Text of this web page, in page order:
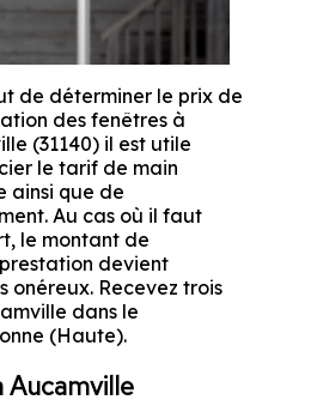
de déterminer le prix de
des fenêtres à
(31140) il est utile
le tarif de main
ainsi que de
Au cas où il faut
le montant de
devient
onéreux. Recevez trois
dans le
(Haute).
Aucamville